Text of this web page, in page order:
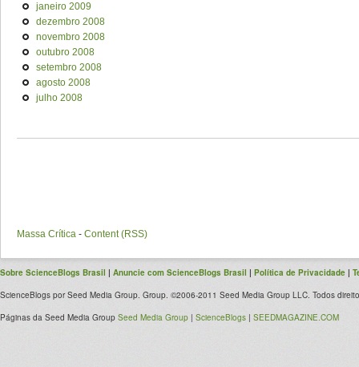
janeiro 2009
dezembro 2008
novembro 2008
outubro 2008
setembro 2008
agosto 2008
julho 2008
Massa Crítica - Content (RSS)
Sobre ScienceBlogs Brasil | Anuncie com ScienceBlogs Brasil | Política de Privacidade |
ScienceBlogs por Seed Media Group. Group. ©2006-2011 Seed Media Group LLC. Todos
Páginas da Seed Media Group Seed Media Group | ScienceBlogs | SEEDMAGAZINE.COM